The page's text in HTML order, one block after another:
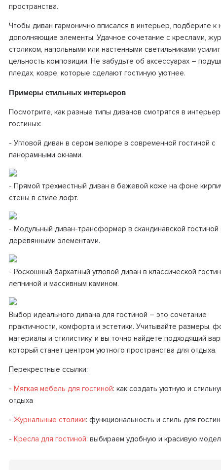
пространства.
Чтобы диван гармонично вписался в интерьер, подберите к
дополняющие элементы. Удачное сочетание с креслами,
столиком, напольными или настенными светильниками усилит
цельность композиции. Не забудьте об аксессуарах –
пледах, ковре, которые сделают гостиную уютнее.
Примеры стильных интерьеров
Посмотрите, как разные типы диванов смотрятся в
гостиных:
- Угловой диван в сером велюре в современной гостиной с
панорамными окнами.
- Прямой трехместный диван в бежевой коже на фоне
стены в стиле лофт.
- Модульный диван-трансформер в скандинавской гостиной
деревянными элементами.
- Роскошный бархатный угловой диван в классической
лепниной и массивным камином.
Выбор идеального дивана для гостиной – это сочетание
практичности, комфорта и эстетики. Учитывайте размеры,
материалы и стилистику, и вы точно найдете подходящий
который станет центром уютного пространства для отдыха.
Перекрестные ссылки:
-Мягкая мебель для гостиной: как создать уютную и
отдыха
-Журнальные столики: функциональность и стиль для
-Кресла для гостиной: выбираем удобную и красивую